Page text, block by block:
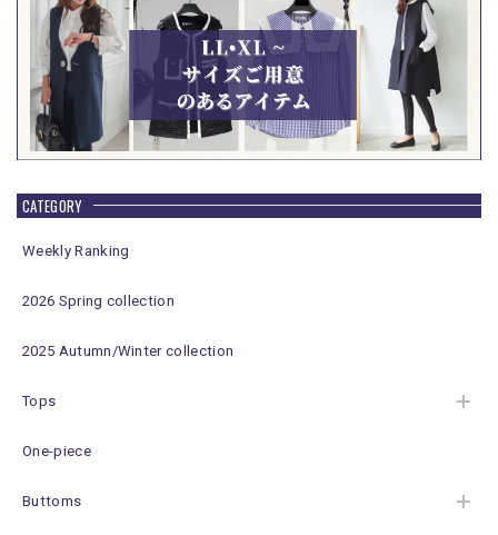
CATEGORY
Weekly Ranking
2026 Spring collection
2025 Autumn/Winter collection
Tops
One-piece
Buttoms